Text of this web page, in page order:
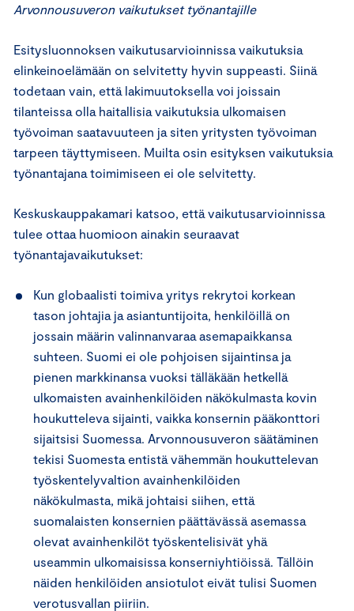
Arvonnousuveron vaikutukset työnantajille
Esitysluonnoksen vaikutusarvioinnissa vaikutuksia
elinkeinoelämään on selvitetty hyvin suppeasti. Siinä
todetaan vain, että lakimuutoksella voi joissain
tilanteissa olla haitallisia vaikutuksia ulkomaisen
työvoiman saatavuuteen ja siten yritysten työvoiman
tarpeen täyttymiseen. Muilta osin esityksen vaikutuksia
työnantajana toimimiseen ei ole selvitetty.
Keskuskauppakamari katsoo, että vaikutusarvioinnissa
tulee ottaa huomioon ainakin seuraavat
työnantajavaikutukset:
Kun globaalisti toimiva yritys rekrytoi korkean
tason johtajia ja asiantuntijoita, henkilöillä on
jossain määrin valinnanvaraa asemapaikkansa
suhteen. Suomi ei ole pohjoisen sijaintinsa ja
pienen markkinansa vuoksi tälläkään hetkellä
ulkomaisten avainhenkilöiden näkökulmasta kovin
houkutteleva sijainti, vaikka konsernin pääkonttori
sijaitsisi Suomessa. Arvonnousuveron säätäminen
tekisi Suomesta entistä vähemmän houkuttelevan
työskentelyvaltion avainhenkilöiden
näkökulmasta, mikä johtaisi siihen, että
suomalaisten konsernien päättävässä asemassa
olevat avainhenkilöt työskentelisivät yhä
useammin ulkomaisissa konserniyhtiöissä. Tällöin
näiden henkilöiden ansiotulot eivät tulisi Suomen
verotusvallan piiriin.